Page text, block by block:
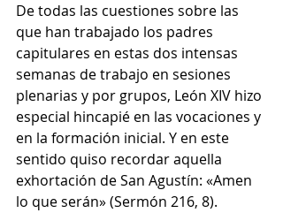
De todas las cuestiones sobre las
que han trabajado los padres
capitulares en estas dos intensas
semanas de trabajo en sesiones
plenarias y por grupos, León XIV hizo
especial hincapié en las vocaciones y
en la formación inicial. Y en este
sentido quiso recordar aquella
exhortación de San Agustín: «Amen
lo que serán» (Sermón 216, 8).